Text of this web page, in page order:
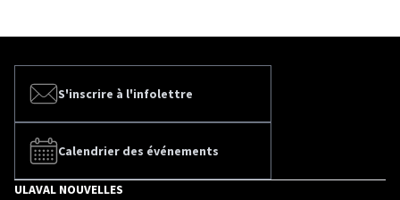
S'inscrire à l'infolettre
Calendrier des événements
ULAVAL NOUVELLES